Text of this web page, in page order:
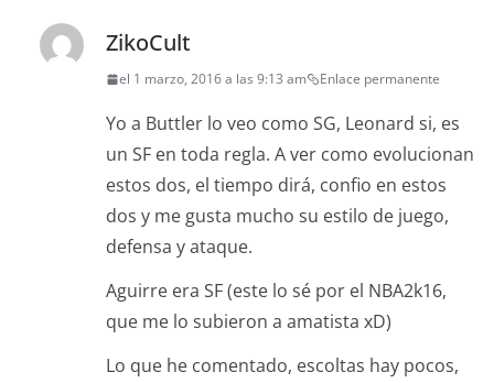
ZikoCult
el 1 marzo, 2016 a las 9:13 am Enlace permanente
Yo a Buttler lo veo como SG, Leonard si, es
un SF en toda regla. A ver como evolucionan
estos dos, el tiempo dirá, confio en estos
dos y me gusta mucho su estilo de juego,
defensa y ataque.
Aguirre era SF (este lo sé por el NBA2k16,
que me lo subieron a amatista xD)
Lo que he comentado, escoltas hay pocos,